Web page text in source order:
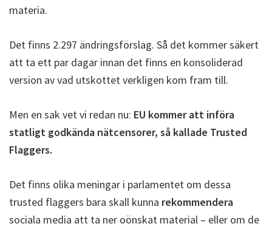
materia.
Det finns 2.297 ändringsförslag. Så det kommer säkert
att ta ett par dagar innan det finns en konsoliderad
version av vad utskottet verkligen kom fram till.
Men en sak vet vi redan nu: EU kommer att införa
statligt godkända nätcensorer, så kallade Trusted
Flaggers.
Det finns olika meningar i parlamentet om dessa
trusted flaggers bara skall kunna rekommendera
sociala media att ta ner oönskat material – eller om de